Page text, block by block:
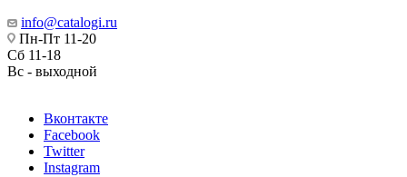
info@catalogi.ru
Пн-Пт 11-20
Сб 11-18
Вс - выходной
Вконтакте
Facebook
Twitter
Instagram